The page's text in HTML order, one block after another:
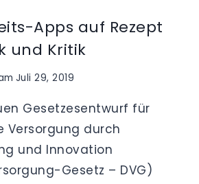
Apps auf Rezept
und Kritik
Juli 29, 2019
Gesetzesentwurf für
Versorgung durch
und Innovation
Gesetz – DVG)